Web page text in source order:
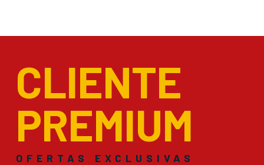
CLIENTE
PREMIUM
OFERTAS EXCLUSIVAS